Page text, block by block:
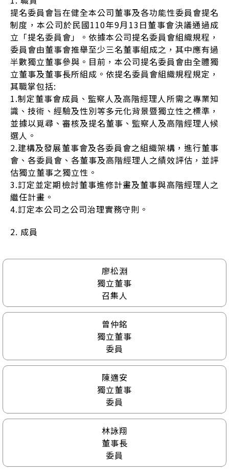
提名委員會旨在健全本公司董事及各功能性委員會提名
制度，本公司於民國110年9月13日董事會決議通過成
立「提名委員會」。依據本公司提名委員會組織規程，
委員會由董事會推舉至少三名董事組成之，其中應有過
半數獨立董事參與。目前，本公司提名委員會由全體獨
立董事及董事長所組成。依提名委員會組織規程規定，
其職掌包括:
1.制定董事會成員、監察人及高階經理人所需之專業知
識、技術、經驗及性別等多元化背景暨獨立性之標準，
並據以覓尋、審核及提名董事、監察人及高階經理人候
選人。
2.建構及發展董事會及各委員會之組織架構，進行董事
會、各委員會、各董事及高階經理人之績效評估，並評
估獨立董事之獨立性。
3.訂定並定期檢討董事進修計畫及董事與高階經理人之
繼任計畫。
4.訂定本公司之公司治理實務守則。
2. 成員
廖松淵
獨立董事
召集人
曾仲銘
獨立董事
委員
陳適安
獨立董事
委員
林詠翔
董事長
委員